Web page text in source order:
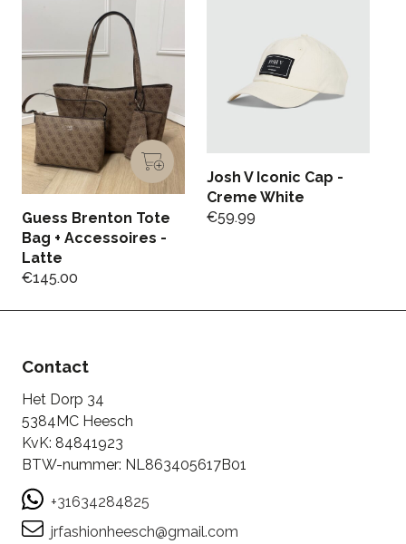
Guess Brenton Tote
Bag + Accessoires -
Latte
€145.00
Josh V Iconic Cap -
Creme White
€59.99
Contact
Het Dorp 34
5384MC Heesch
KvK: 84841923
BTW-nummer: NL863405617B01
+31634284825
jrfashionheesch@gmail.com